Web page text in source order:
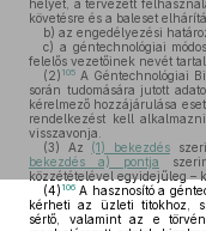
helyét, a tervezett
követésre és a baleset
b) az engedélyezési
c) a géntechnológiai
felelős vezetőinek nevét
(2) 105 A Géntechnológiai
során tudomására jutott
kérelmező hozzájárulása
rendelkezést kell
visszavonja.
(3) Az (1) bekezdés
bekezdés a) pontja
közzétételével egyidejűleg –
(4) 106 A hasznosító a
kérheti az üzleti titokhoz,
sértő, valamint az e